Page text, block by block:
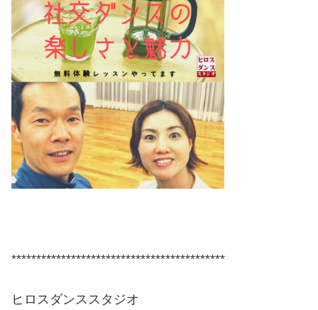
*******************************************
ヒロスダンススタジオ